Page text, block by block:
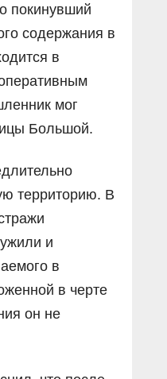
покинувший
содержания в
в
мог
Большой.
территорию. В
и
в
в черте
он не